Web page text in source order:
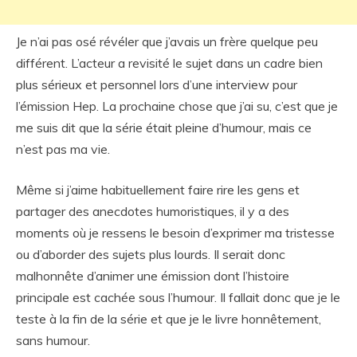
Je n’ai pas osé révéler que j’avais un frère quelque peu
différent. L’acteur a revisité le sujet dans un cadre bien
plus sérieux et personnel lors d’une interview pour
l’émission Hep. La prochaine chose que j’ai su, c’est que je
me suis dit que la série était pleine d’humour, mais ce
n’est pas ma vie.
Même si j’aime habituellement faire rire les gens et
partager des anecdotes humoristiques, il y a des
moments où je ressens le besoin d’exprimer ma tristesse
ou d’aborder des sujets plus lourds. Il serait donc
malhonnête d’animer une émission dont l’histoire
principale est cachée sous l’humour. Il fallait donc que je le
teste à la fin de la série et que je le livre honnêtement,
sans humour.